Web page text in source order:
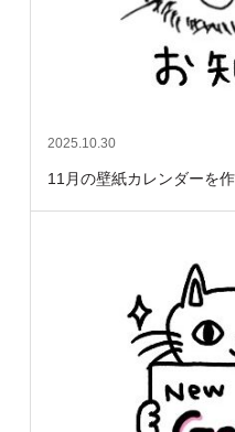
2025.10.30
11月の壁紙カレンダーを